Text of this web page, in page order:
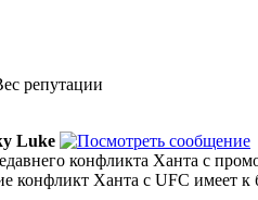
репутации
Luke
конфликта Ханта с
конфликт Ханта с UFC имеет